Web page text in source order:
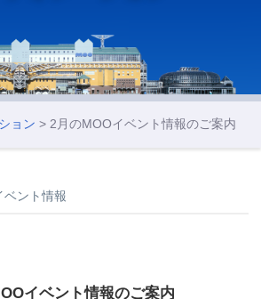
ョン > 2月のMOOイベント情報のご案内
ベント情報
イベント情報のご案内